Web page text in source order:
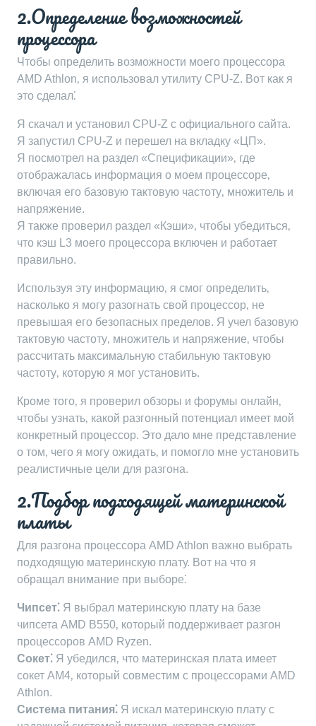
2.Определение возможностей
процессора
Чтобы определить возможности моего процессора
AMD Athlon‚ я использовал утилиту CPU-Z. Вот как я
это сделал⁚
Я скачал и установил CPU-Z с официального сайта.
Я запустил CPU-Z и перешел на вкладку «ЦП».
Я посмотрел на раздел «Спецификации»‚ где
отображалась информация о моем процессоре‚
включая его базовую тактовую частоту‚ множитель и
напряжение.
Я также проверил раздел «Кэши»‚ чтобы убедиться‚
что кэш L3 моего процессора включен и работает
правильно.
Используя эту информацию‚ я смог определить‚
насколько я могу разогнать свой процессор‚ не
превышая его безопасных пределов. Я учел базовую
тактовую частоту‚ множитель и напряжение‚ чтобы
рассчитать максимальную стабильную тактовую
частоту‚ которую я мог установить.
Кроме того‚ я проверил обзоры и форумы онлайн‚
чтобы узнать‚ какой разгонный потенциал имеет мой
конкретный процессор. Это дало мне представление
о том‚ чего я могу ожидать‚ и помогло мне установить
реалистичные цели для разгона.
2.Подбор подходящей материнской
платы
Для разгона процессора AMD Athlon важно выбрать
подходящую материнскую плату. Вот на что я
обращал внимание при выборе⁚
Чипсет⁚ Я выбрал материнскую плату на базе
чипсета AMD B550‚ который поддерживает разгон
процессоров AMD Ryzen.
Сокет⁚ Я убедился‚ что материнская плата имеет
сокет AM4‚ который совместим с процессорами AMD
Athlon.
Система питания⁚ Я искал материнскую плату с